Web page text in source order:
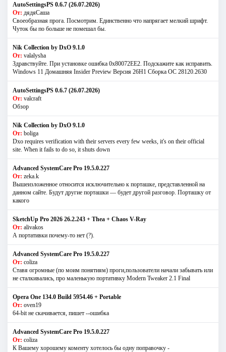
AutoSettingsPS 0.6.7 (26.07.2026)
От: дядяСаша
Своеобразная прога. Посмотрим. Единственно что напрягает мелкий шрифт.
Чуток бы по больше не помешал бы.
Nik Collection by DxO 9.1.0
От: valalysha
Здравствуйте. При установке ошибка 0х80072EE2. Подскажите как исправить.
Windows 11 Домашняя Insider Preview Версия 26H1 Сборка ОС 28120.2630
AutoSettingsPS 0.6.7 (26.07.2026)
От: valcraft
Обзор
Nik Collection by DxO 9.1.0
От: boliga
Dxo requires verification with their servers every few weeks, it's on their official
site. When it fails to do so, it shuts down
Advanced SystemCare Pro 19.5.0.227
От: zeka.k
Вышеизложенное относится исключительно к порташке, представленной на
данном сайте. Будут другие порташки — будет другой разговор. Порташку от
какого
SketchUp Pro 2026 26.2.243 + Thea + Chaos V-Ray
От: alivakos
А портативки почему-то нет (?).
Advanced SystemCare Pro 19.5.0.227
От: coliza
Ставя огромные (по моим понятиям) проги,пользователи начали забывать или
не сталкивались, про маленькую портативку Modern Tweaker 2.1 Final
Opera One 134.0 Build 5954.46 + Portable
От: oven19
64-bit не скачивается, пишет --ошибка
Advanced SystemCare Pro 19.5.0.227
От: coliza
К Вашему хорошему коменту хотелось бы одну поправочку -